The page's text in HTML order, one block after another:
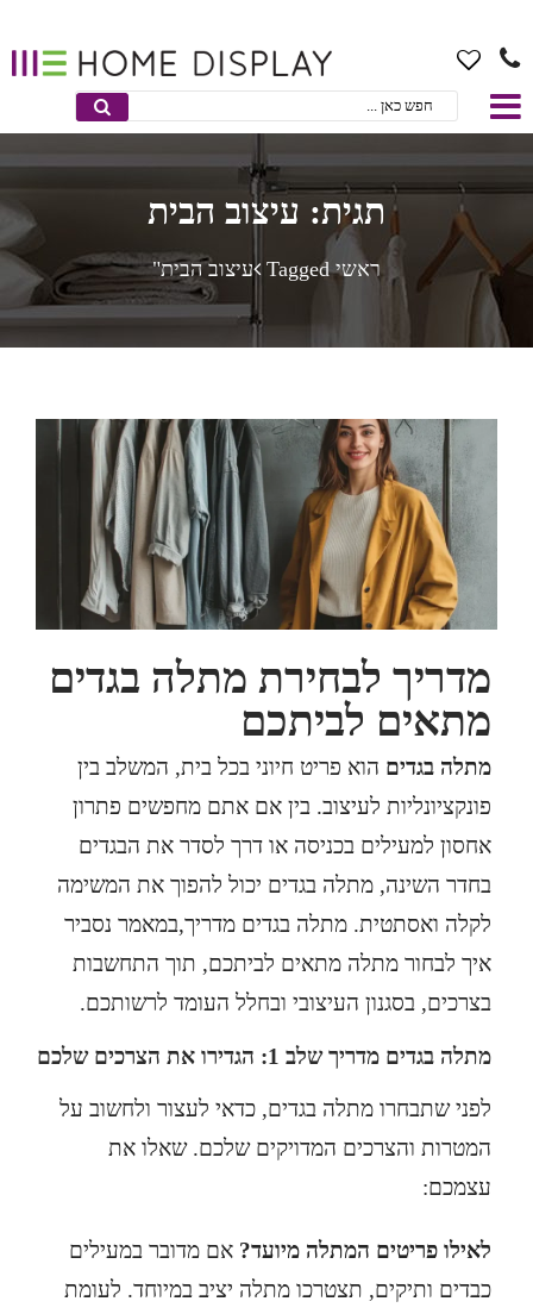
תגית: עיצוב הבית
ראשי Taggedעיצוב הבית"
מדריך לבחירת מתלה בגדים
מתאים לביתכם
מתלה בגדים הוא פריט חיוני בכל בית, המשלב בין
פונקציונליות לעיצוב. בין אם אתם מחפשים פתרון
אחסון למעילים בכניסה או דרך לסדר את הבגדים
בחדר השינה, מתלה בגדים יכול להפוך את המשימה
לקלה ואסתטית. מתלה בגדים מדריך,במאמר נסביר
איך לבחור מתלה מתאים לביתכם, תוך התחשבות
בצרכים, בסגנון העיצובי ובחלל העומד לרשותכם.
מתלה בגדים מדריך שלב 1: הגדירו את הצרכים שלכם
לפני שתבחרו מתלה בגדים, כדאי לעצור ולחשוב על
המטרות והצרכים המדויקים שלכם. שאלו את
עצמכם:
לאילו פריטים המתלה מיועד? אם מדובר במעילים
כבדים ותיקים, תצטרכו מתלה יציב במיוחד. לעומת